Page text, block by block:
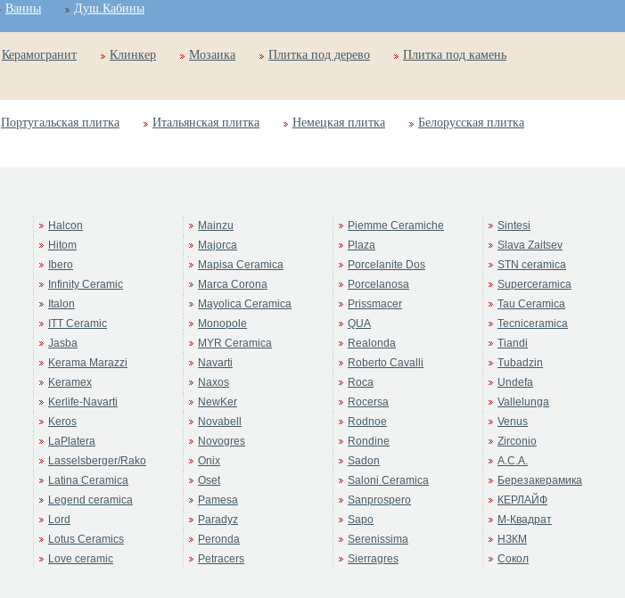
Ванны Душ.Кабины
Керамогранит Клинкер Мозаика Плитка под дерево
Плитка под камень
Португальская плитка Итальянская плитка Немецкая плитка
Белорусская плитка
Halcon
Hitom
Ibero
Infinity Ceramic
Italon
ITT Ceramic
Jasba
Kerama Marazzi
Keramex
Kerlife-Navarti
Keros
LaPlatera
Lasselsberger/Rako
Latina Ceramica
Legend ceramica
Lord
Lotus Ceramics
Love ceramic
Mainzu
Majorca
Mapisa Ceramica
Marca Corona
Mayolica Ceramica
Monopole
MYR Ceramica
Navarti
Naxos
NewKer
Novabell
Novogres
Onix
Oset
Pamesa
Paradyz
Peronda
Petracers
Piemme Ceramiche
Plaza
Porcelanite Dos
Porcelanosa
Prissmacer
QUA
Realonda
Roberto Cavalli
Roca
Rocersa
Rodnoe
Rondine
Sadon
Saloni Ceramica
Sanprospero
Sapo
Serenissima
Sierragres
Sintesi
Slava Zaitsev
STN ceramica
Superceramica
Tau Ceramica
Tecniceramica
Tiandi
Tubadzin
Undefa
Vallelunga
Venus
Zirconio
А.С.А.
Березакерамика
КЕРЛАЙФ
М-Квадрат
НЗКМ
Сокол